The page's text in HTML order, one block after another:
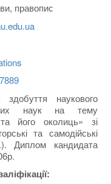
правопис
наукового
наук на тему
його околиць» зі
та самодійські
Диплом кандидата